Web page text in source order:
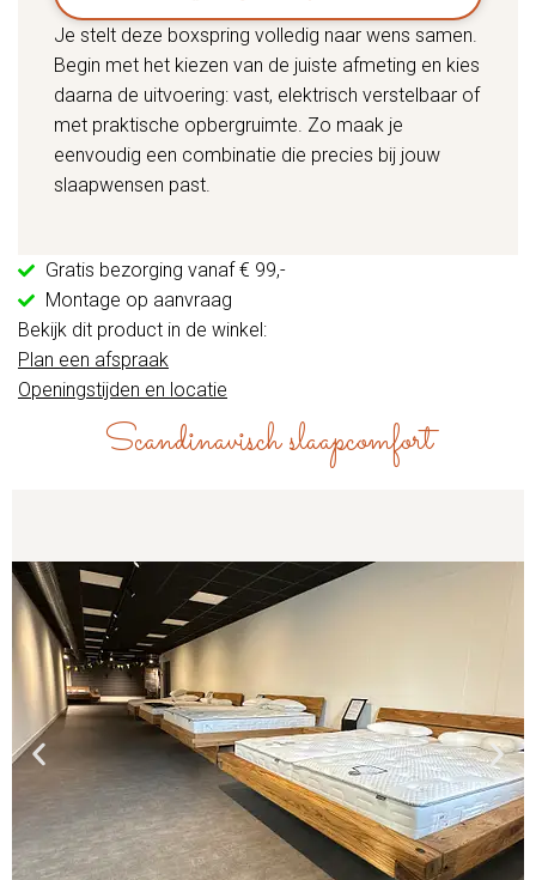
Je stelt deze boxspring volledig naar wens samen.
Begin met het kiezen van de juiste afmeting en kies
daarna de uitvoering: vast, elektrisch verstelbaar of
met praktische opbergruimte. Zo maak je
eenvoudig een combinatie die precies bij jouw
slaapwensen past.
Gratis bezorging vanaf € 99,-
Montage op aanvraag
Bekijk dit product in de winkel:
Plan een afspraak
Openingstijden en locatie
Scandinavisch slaapcomfort